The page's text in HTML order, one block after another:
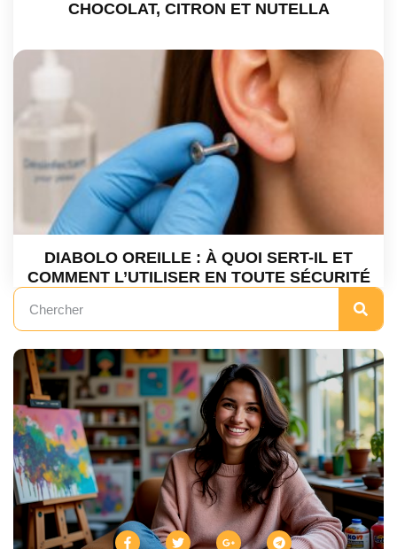
CHOCOLAT, CITRON ET NUTELLA
DIABOLO OREILLE : À QUOI SERT-IL ET
COMMENT L’UTILISER EN TOUTE SÉCURITÉ